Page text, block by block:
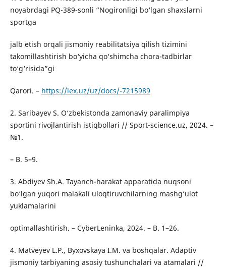
noyabrdagi PQ-389-sonli “Nogironligi bo‘lgan shaxslarni
sportga
jalb etish orqali jismoniy reabilitatsiya qilish tizimini
takomillashtirish bo‘yicha qo‘shimcha chora-tadbirlar
to‘g‘risida”gi
Qarori. – https://lex.uz/uz/docs/-7215989
2. Saribayev S. O‘zbekistonda zamonaviy paralimpiya
sportini rivojlantirish istiqbollari // Sport-science.uz, 2024. –
№1.
– B. 5–9.
3. Abdiyev Sh.A. Tayanch-harakat apparatida nuqsoni
bo‘lgan yuqori malakali uloqtiruvchilarning mashg‘ulot
yuklamalarini
optimallashtirish. – CyberLeninka, 2024. – B. 1–26.
4. Matveyev L.P., Byxovskaya I.M. va boshqalar. Adaptiv
jismoniy tarbiyaning asosiy tushunchalari va atamalari //